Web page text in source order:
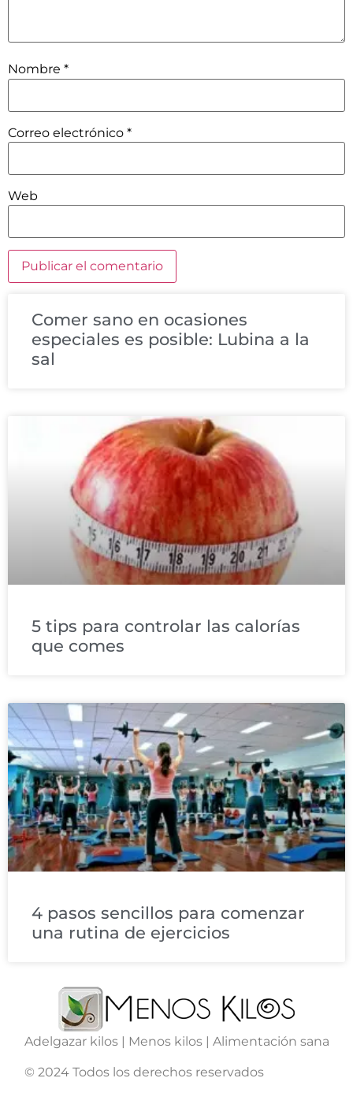
Nombre *
Correo electrónico *
Web
Comer sano en ocasiones
especiales es posible: Lubina a la
sal
5 tips para controlar las calorías
que comes
4 pasos sencillos para comenzar
una rutina de ejercicios
Adelgazar kilos | Menos kilos | Alimentación sana
© 2024 Todos los derechos reservados